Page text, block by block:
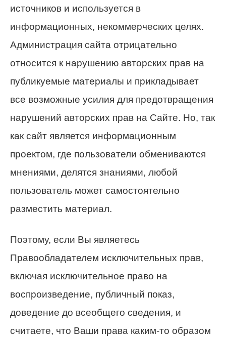
источников и используется в
информационных, некоммерческих целях.
Администрация сайта отрицательно
относится к нарушению авторских прав на
публикуемые материалы и прикладывает
все возможные усилия для предотвращения
нарушений авторских прав на Сайте. Но, так
как сайт является информационным
проектом, где пользователи обмениваются
мнениями, делятся знаниями, любой
пользователь может самостоятельно
разместить материал.
Поэтому, если Вы являетесь
Правообладателем исключительных прав,
включая исключительное право на
воспроизведение, публичный показ,
доведение до всеобщего сведения, и
считаете, что Ваши права каким-то образом